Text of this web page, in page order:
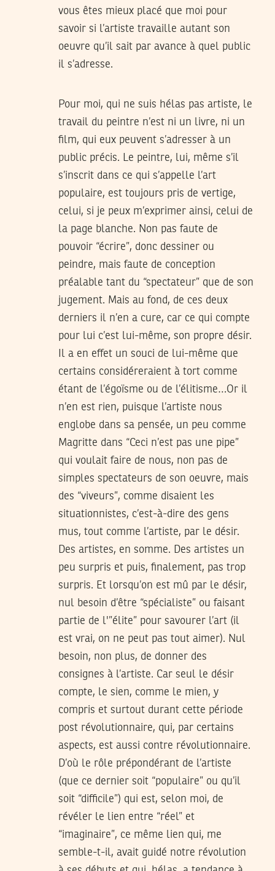
vous êtes mieux placé que moi pour
savoir si l’artiste travaille autant son
oeuvre qu’il sait par avance à quel public
il s’adresse.
Pour moi, qui ne suis hélas pas artiste, le
travail du peintre n’est ni un livre, ni un
film, qui eux peuvent s’adresser à un
public précis. Le peintre, lui, même s’il
s’inscrit dans ce qui s’appelle l’art
populaire, est toujours pris de vertige,
celui, si je peux m’exprimer ainsi, celui de
la page blanche. Non pas faute de
pouvoir “écrire”, donc dessiner ou
peindre, mais faute de conception
préalable tant du “spectateur” que de son
jugement. Mais au fond, de ces deux
derniers il n’en a cure, car ce qui compte
pour lui c’est lui-même, son propre désir.
Il a en effet un souci de lui-même que
certains considéreraient à tort comme
étant de l’égoïsme ou de l’élitisme…Or il
n’en est rien, puisque l’artiste nous
englobe dans sa pensée, un peu comme
Magritte dans “Ceci n’est pas une pipe”
qui voulait faire de nous, non pas de
simples spectateurs de son oeuvre, mais
des “viveurs”, comme disaient les
situationnistes, c’est-à-dire des gens
mus, tout comme l’artiste, par le désir.
Des artistes, en somme. Des artistes un
peu surpris et puis, finalement, pas trop
surpris. Et lorsqu’on est mû par le désir,
nul besoin d’être “spécialiste” ou faisant
partie de l'”élite” pour savourer l’art (il
est vrai, on ne peut pas tout aimer). Nul
besoin, non plus, de donner des
consignes à l’artiste. Car seul le désir
compte, le sien, comme le mien, y
compris et surtout durant cette période
post révolutionnaire, qui, par certains
aspects, est aussi contre révolutionnaire.
D’où le rôle prépondérant de l’artiste
(que ce dernier soit “populaire” ou qu’il
soit “difficile”) qui est, selon moi, de
révéler le lien entre “réel” et
“imaginaire”, ce même lien qui, me
semble-t-il, avait guidé notre révolution